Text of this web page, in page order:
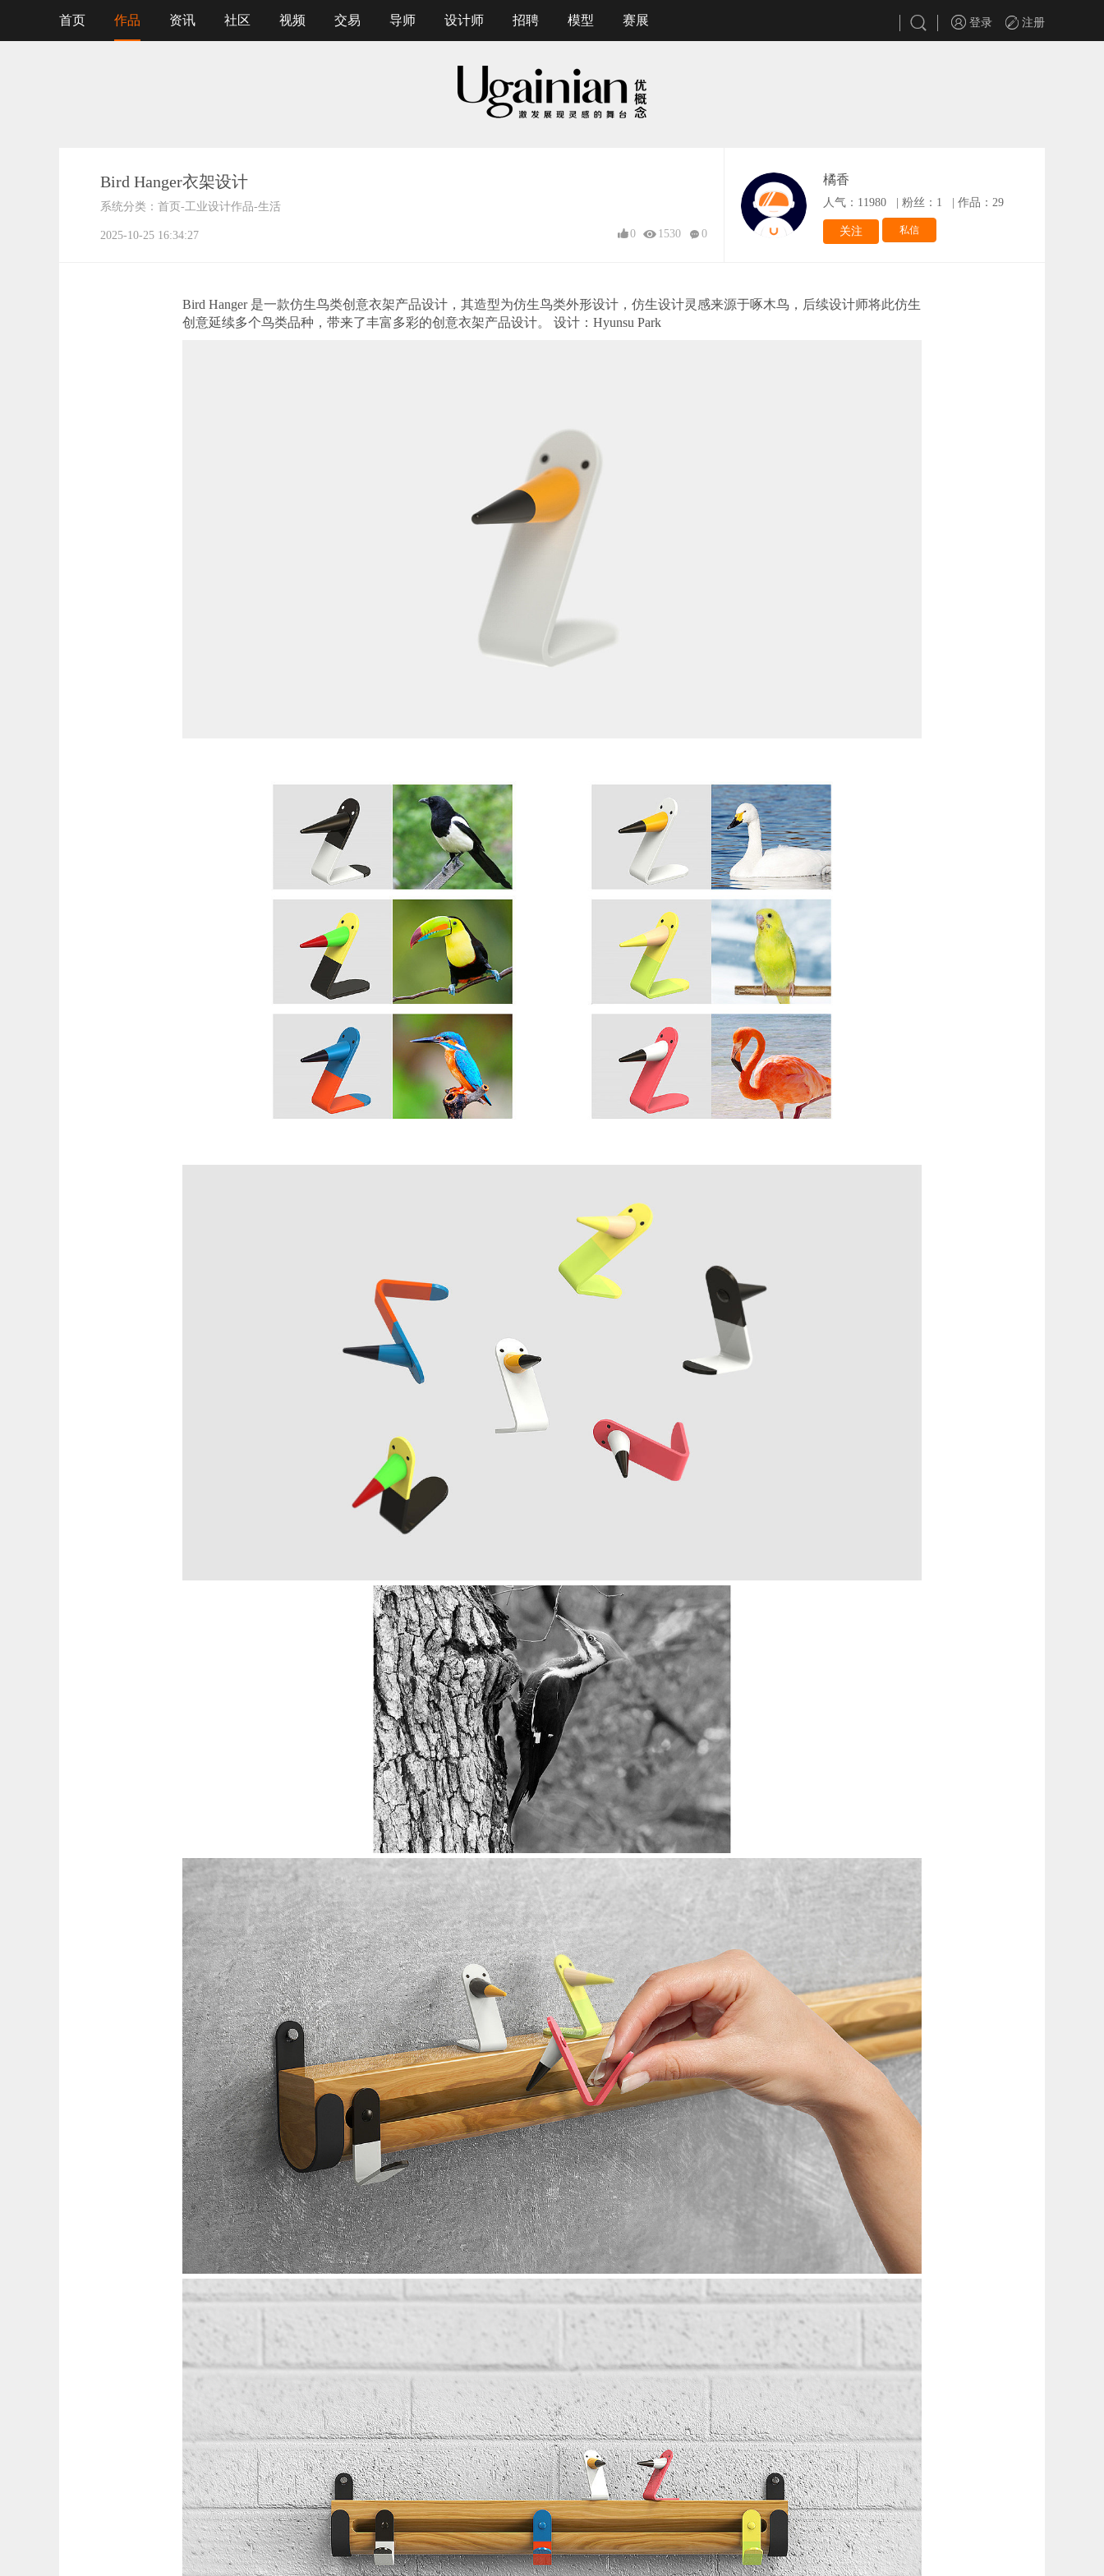
首页 作品 资讯 社区 视频 交易 导师 设计师 招聘 模型 赛展 登录 注册
Bird Hanger衣架设计
系统分类： 首页 -工业设计作品-生活
2025-10-25 16:34:27 0 1530 0
橘香
人气：11980 粉丝：1 作品：29
关注 私信
Bird Hanger 是一款仿生鸟类创意衣架产品设计，其造型为仿生鸟类外形设计，仿生设计灵感来源于啄木鸟，后续设计师将此仿生
创意延续多个鸟类品种，带来了丰富多彩的创意衣架产品设计。 设计：Hyunsu Park